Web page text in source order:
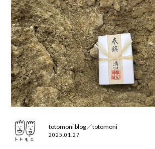
totomoni blog／totomoni
2025.01.27